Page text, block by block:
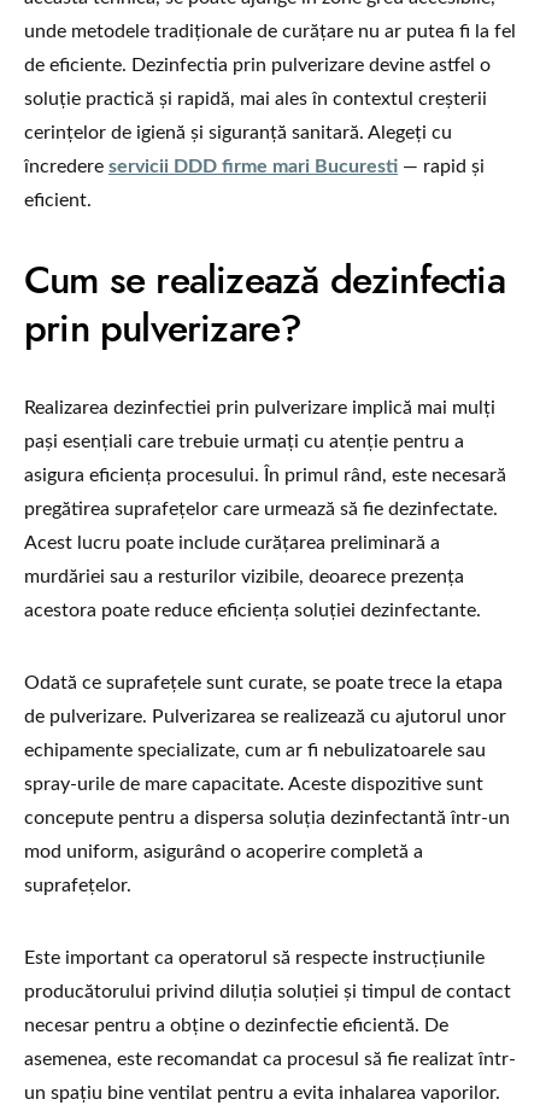
unde metodele tradiționale de curățare nu ar putea fi la fel
de eficiente. Dezinfectia prin pulverizare devine astfel o
soluție practică și rapidă, mai ales în contextul creșterii
cerințelor de igienă și siguranță sanitară. Alegeți cu
încredere servicii DDD firme mari Bucuresti — rapid și
eficient.
Cum se realizează dezinfectia
prin pulverizare?
Realizarea dezinfectiei prin pulverizare implică mai mulți
pași esențiali care trebuie urmați cu atenție pentru a
asigura eficiența procesului. În primul rând, este necesară
pregătirea suprafețelor care urmează să fie dezinfectate.
Acest lucru poate include curățarea preliminară a
murdăriei sau a resturilor vizibile, deoarece prezența
acestora poate reduce eficiența soluției dezinfectante.
Odată ce suprafețele sunt curate, se poate trece la etapa
de pulverizare. Pulverizarea se realizează cu ajutorul unor
echipamente specializate, cum ar fi nebulizatoarele sau
spray-urile de mare capacitate. Aceste dispozitive sunt
concepute pentru a dispersa soluția dezinfectantă într-un
mod uniform, asigurând o acoperire completă a
suprafețelor.
Este important ca operatorul să respecte instrucțiunile
producătorului privind diluția soluției și timpul de contact
necesar pentru a obține o dezinfectie eficientă. De
asemenea, este recomandat ca procesul să fie realizat într-
un spațiu bine ventilat pentru a evita inhalarea vaporilor.